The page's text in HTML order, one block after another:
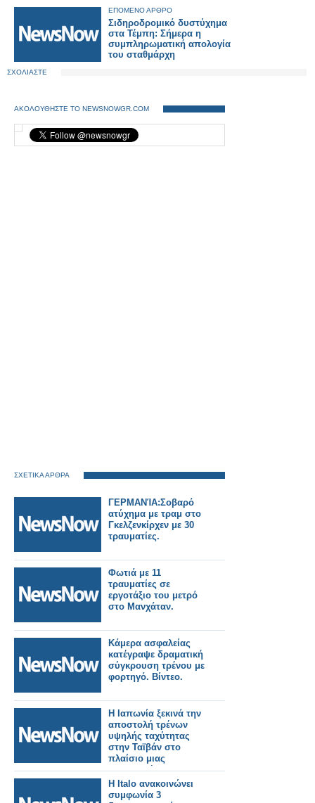
ΕΠΟΜΕΝΟ ΑΡΘΡΟ
Σιδηροδρομικό δυστύχημα
στα Τέμπη: Σήμερα η
συμπληρωματική απολογία
του σταθμάρχη
ΣΧΟΛΙΑΣΤΕ
ΑΚΟΛΟΥΘΗΣΤΕ ΤΟ NEWSNOWGR.COM
ΣΧΕΤΙΚΑ ΑΡΘΡΑ
ΓΕΡΜΑΝΊΑ:Σοβαρό
ατύχημα με τραμ στο
Γκελζενκίρχεν με 30
τραυματίες.
Φωτιά με 11
τραυματίες σε
εργοτάξιο του μετρό
στο Μανχάταν.
Κάμερα ασφαλείας
κατέγραψε δραματική
σύγκρουση τρένου με
φορτηγό. Βίντεο.
Η Ιαπωνία ξεκινά την
αποστολή τρένων
υψηλής ταχύτητας
στην Ταϊβάν στο
πλαίσιο μιας
σημαντικής
σιδηροδρομικής
παραγγελίας.
Η Italo ανακοινώνει
συμφωνία 3